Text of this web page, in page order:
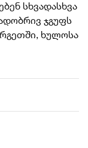
სხვადასხვა
ჯგუფს
ხულოსა